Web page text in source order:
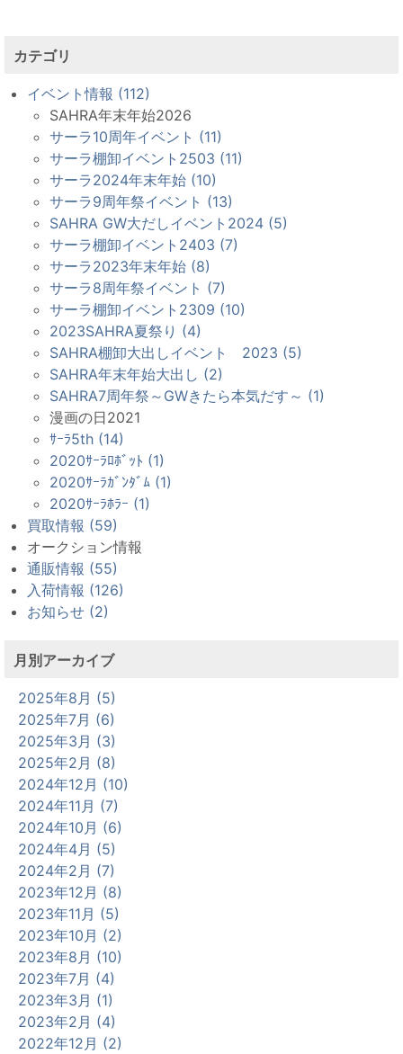
カテゴリ
イベント情報 (112)
SAHRA年末年始2026
サーラ10周年イベント (11)
サーラ棚卸イベント2503 (11)
サーラ2024年末年始 (10)
サーラ9周年祭イベント (13)
SAHRA GW大だしイベント2024 (5)
サーラ棚卸イベント2403 (7)
サーラ2023年末年始 (8)
サーラ8周年祭イベント (7)
サーラ棚卸イベント2309 (10)
2023SAHRA夏祭り (4)
SAHRA棚卸大出しイベント 2023 (5)
SAHRA年末年始大出し (2)
SAHRA7周年祭～GWきたら本気だす～ (1)
漫画の日2021
ｻｰﾗ5th (14)
2020ｻｰﾗﾛﾎﾞｯﾄ (1)
2020ｻｰﾗｶﾞﾝﾀﾞﾑ (1)
2020ｻｰﾗﾎﾗｰ (1)
買取情報 (59)
オークション情報
通販情報 (55)
入荷情報 (126)
お知らせ (2)
月別アーカイブ
2025年8月 (5)
2025年7月 (6)
2025年3月 (3)
2025年2月 (8)
2024年12月 (10)
2024年11月 (7)
2024年10月 (6)
2024年4月 (5)
2024年2月 (7)
2023年12月 (8)
2023年11月 (5)
2023年10月 (2)
2023年8月 (10)
2023年7月 (4)
2023年3月 (1)
2023年2月 (4)
2022年12月 (2)